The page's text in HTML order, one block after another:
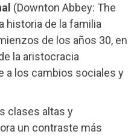
(Downton Abbey: The
historia de la familia
de los años 30, en
la aristocracia
a los cambios sociales y
clases altas y
un contraste más